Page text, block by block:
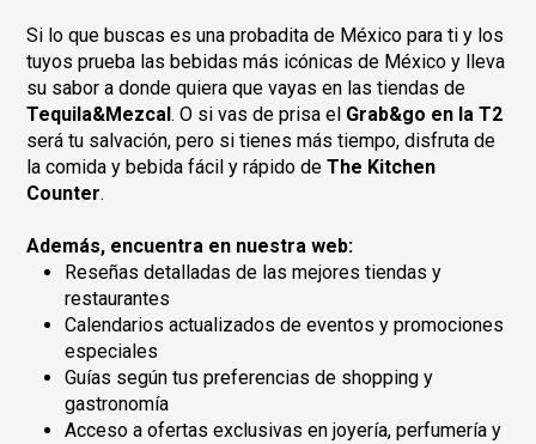
Si lo que buscas es una probadita de México para ti y los
tuyosprueba las bebidas más icónicas de México y lleva
su sabor a donde quiera que vayas en las tiendas de
Tequila&Mezcal. O si vas de prisa el Grab&go en la T2
será tu salvación, pero si tienes más tiempo, disfruta de
la comida y bebida fácil y rápido deThe Kitchen
Counter.
Además, encuentra en nuestra web:
Reseñas detalladas de las mejores tiendas y
restaurantes
Calendarios actualizados de eventos y promociones
especiales
Guías según tus preferencias de shopping y
gastronomía
Acceso a ofertas exclusivas en joyería, perfumería y